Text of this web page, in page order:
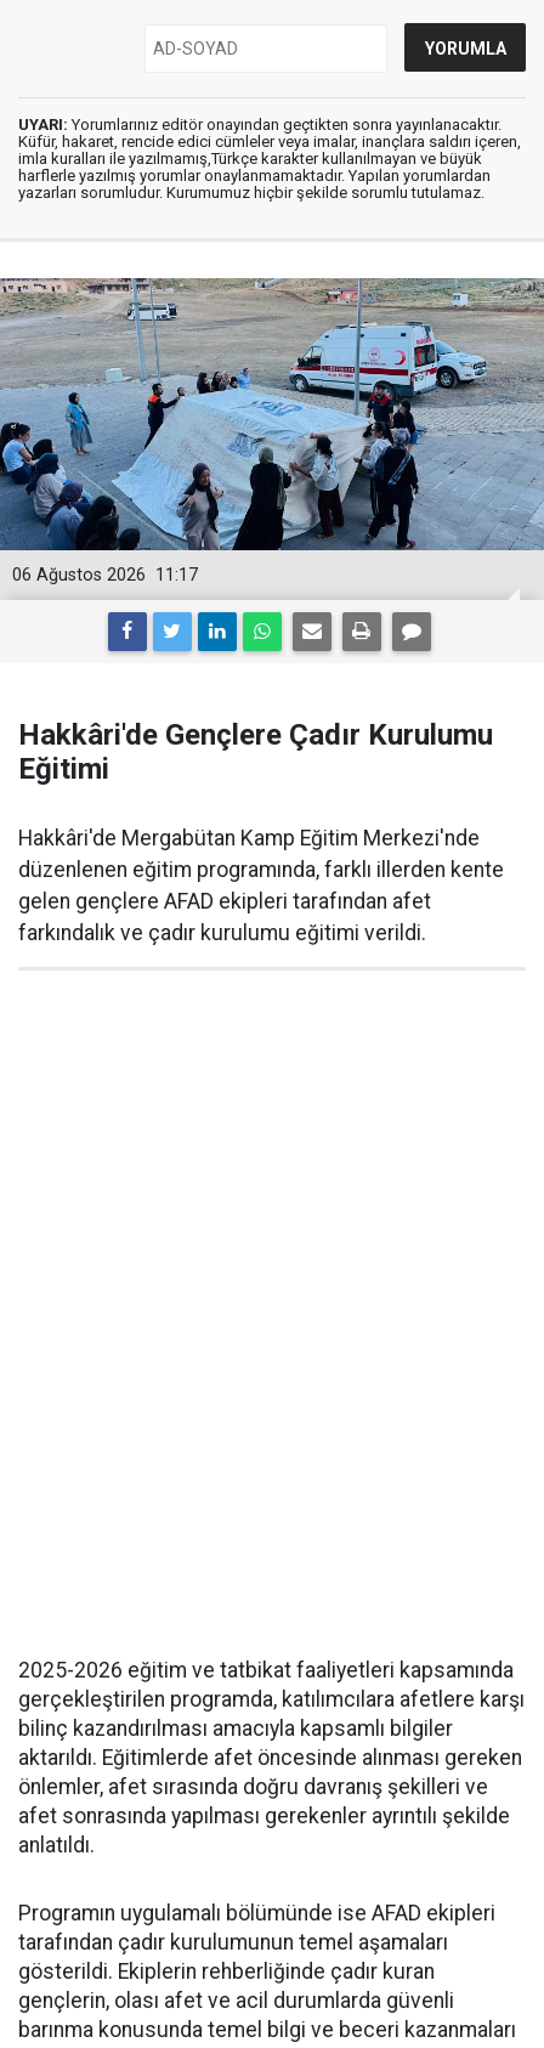
UYARI: Yorumlarınız editör onayından geçtikten sonra yayınlanacaktır.
Küfür, hakaret, rencide edici cümleler veya imalar, inançlara saldırı içeren,
imla kuralları ile yazılmamış,Türkçe karakter kullanılmayan ve büyük
harflerle yazılmış yorumlar onaylanmamaktadır. Yapılan yorumlardan
yazarları sorumludur. Kurumumuz hiçbir şekilde sorumlu tutulamaz.
11:17
06 Ağustos 2026
Hakkâri'de Gençlere Çadır Kurulumu
Eğitimi
Hakkâri'de Mergabütan Kamp Eğitim Merkezi'nde
düzenlenen eğitim programında, farklı illerden kente
gelen gençlere AFAD ekipleri tarafından afet
farkındalık ve çadır kurulumu eğitimi verildi.
2025-2026 eğitim ve tatbikat faaliyetleri kapsamında
gerçekleştirilen programda, katılımcılara afetlere karşı
bilinç kazandırılması amacıyla kapsamlı bilgiler
aktarıldı. Eğitimlerde afet öncesinde alınması gereken
önlemler, afet sırasında doğru davranış şekilleri ve
afet sonrasında yapılması gerekenler ayrıntılı şekilde
anlatıldı.
Programın uygulamalı bölümünde ise AFAD ekipleri
tarafından çadır kurulumunun temel aşamaları
gösterildi. Ekiplerin rehberliğinde çadır kuran
gençlerin, olası afet ve acil durumlarda güvenli
barınma konusunda temel bilgi ve beceri kazanmaları